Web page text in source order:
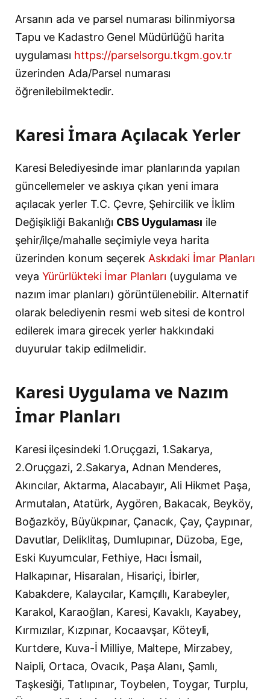
Arsanın ada ve parsel numarası bilinmiyorsa
Tapu ve Kadastro Genel Müdürlüğü harita
uygulaması https://parselsorgu.tkgm.gov.tr
üzerinden Ada/Parsel numarası
öğrenilebilmektedir.
Karesi İmara Açılacak Yerler
Karesi Belediyesinde imar planlarında yapılan
güncellemeler ve askıya çıkan yeni imara
açılacak yerler T.C. Çevre, Şehircilik ve İklim
Değişikliği Bakanlığı CBS Uygulaması ile
şehir/ilçe/mahalle seçimiyle veya harita
üzerinden konum seçerek Askıdaki İmar Planları
veya Yürürlükteki İmar Planları (uygulama ve
nazım imar planları) görüntülenebilir. Alternatif
olarak belediyenin resmi web sitesi de kontrol
edilerek imara girecek yerler hakkındaki
duyurular takip edilmelidir.
Karesi Uygulama ve Nazım
İmar Planları
Karesi ilçesindeki 1.Oruçgazi, 1.Sakarya,
2.Oruçgazi, 2.Sakarya, Adnan Menderes,
Akıncılar, Aktarma, Alacabayır, Ali Hikmet Paşa,
Armutalan, Atatürk, Aygören, Bakacak, Beyköy,
Boğazköy, Büyükpınar, Çanacık, Çay, Çaypınar,
Davutlar, Deliklitaş, Dumlupınar, Düzoba, Ege,
Eski Kuyumcular, Fethiye, Hacı İsmail,
Halkapınar, Hisaralan, Hisariçi, İbirler,
Kabakdere, Kalaycılar, Kamçıllı, Karabeyler,
Karakol, Karaoğlan, Karesi, Kavaklı, Kayabey,
Kırmızılar, Kızpınar, Kocaavşar, Köteyli,
Kurtdere, Kuva-İ Milliye, Maltepe, Mirzabey,
Naipli, Ortaca, Ovacık, Paşa Alanı, Şamlı,
Taşkesiği, Tatlıpınar, Toybelen, Toygar, Turplu,